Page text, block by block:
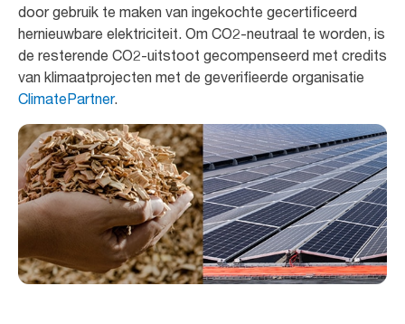
door gebruik te maken van ingekochte gecertificeerd
hernieuwbare elektriciteit. Om CO2-neutraal te worden, is
de resterende CO2-uitstoot gecompenseerd met credits
van klimaatprojecten met de geverifieerde organisatie
ClimatePartner.